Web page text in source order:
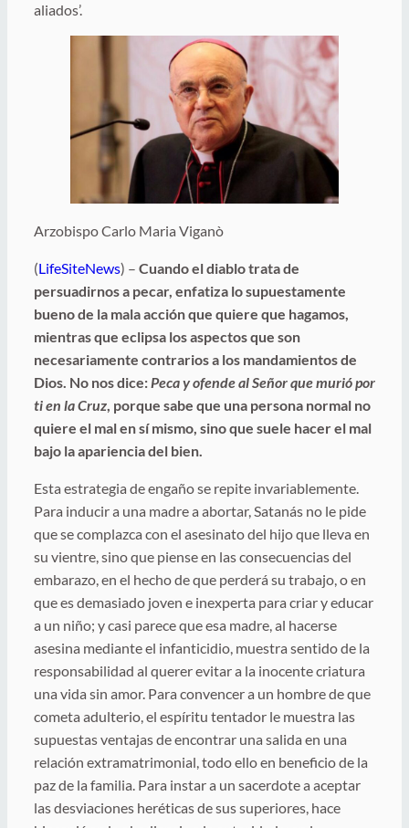
aliados’.
Arzobispo Carlo Maria Viganò
(LifeSiteNews) – Cuando el diablo trata de
persuadirnos a pecar, enfatiza lo supuestamente
bueno de la mala acción que quiere que hagamos,
mientras que eclipsa los aspectos que son
necesariamente contrarios a los mandamientos de
Dios. No nos dice:Peca y ofende al Señor que murió por
ti en la Cruz, porque sabe que una persona normal no
quiere el mal en sí mismo, sino que suele hacer el mal
bajo la apariencia del bien.
Esta estrategia de engaño se repite invariablemente.
Para inducir a una madre a abortar, Satanás no le pide
que se complazca con el asesinato del hijo que lleva en
su vientre, sino que piense en las consecuencias del
embarazo, en el hecho de que perderá su trabajo, o en
que es demasiado joven e inexperta para criar y educar
a un niño; y casi parece que esa madre, al hacerse
asesina mediante el infanticidio, muestra sentido de la
responsabilidad al querer evitar a la inocente criatura
una vida sin amor. Para convencer a un hombre de que
cometa adulterio, el espíritu tentador le muestra las
supuestas ventajas de encontrar una salida en una
relación extramatrimonial, todo ello en beneficio de la
paz de la familia. Para instar a un sacerdote a aceptar
las desviaciones heréticas de sus superiores, hace